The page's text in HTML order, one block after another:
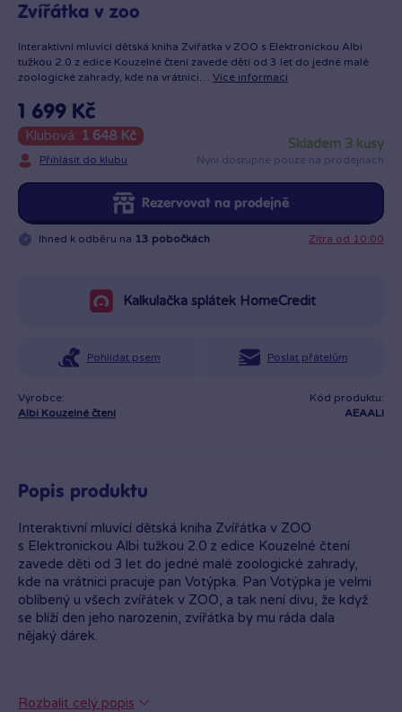
Zvířátka v zoo
Interaktivní mluvící dětská kniha Zvířátka v ZOO s Elektronickou Albi
tužkou 2.0 z edice Kouzelné čtení zavede děti od 3 let do jedné malé
zoologické zahrady, kde na vrátnici… Více informací
1 699 Kč
Klubová: 1 648 Kč
Přihlásit do klubu
skladem 3 kusy
Nyní dostupné pouze na prodejnách
Rezervovat na prodejně
Ihned k odběru na 13 pobočkách Zítra od 10:00
Kalkulačka splátek HomeCredit
Pohlídat psem Poslat přátelům
Výrobce:
Albi Kouzelné čtení
Kód produktu:
AEAALI
Popis produktu
Interaktivní mluvící dětská kniha Zvířátka v ZOO
s Elektronickou Albi tužkou 2.0 z edice Kouzelné čtení
zavede děti od 3 let do jedné malé zoologické zahrady,
kde na vrátnici pracuje pan Votýpka. Pan Votýpka je velmi
oblíbený u všech zvířátek v ZOO, a tak není divu, že když
se blíží den jeho narozenin, zvířátka by mu ráda dala
nějaký dárek.
Rozbalit celý popis